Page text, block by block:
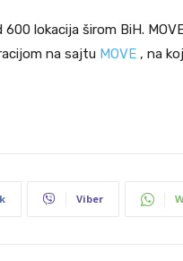
lokacija širom BiH.
na sajtu MOVE , na
Viber